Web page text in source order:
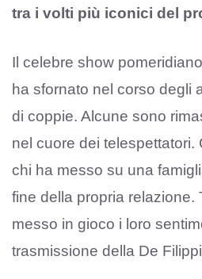
tra i volti più iconici del
Il celebre show
ha sfornato nel corso degli
di coppie. Alcune sono
nel cuore dei telespettatori.
chi ha messo su una
fine della propria relazione.
messo in gioco i loro
trasmissione della De